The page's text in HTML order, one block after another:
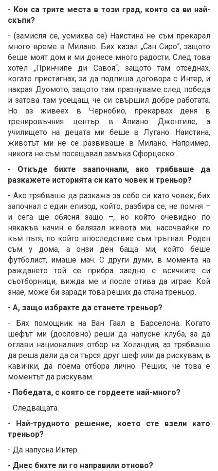
- Кои са трите места в този град, които са ви най-
скъпи?
- (замисля се, усмихва се) Наистина не съм прекарал
много време в Милано. Бих казал „Сан Сиро“, защото
беше моят дом и ми донесе много радости. След това
хотел „Принчипе ди Савоя“, защото там отседнах,
когато пристигнах, за да подпиша договора с Интер, и
накрая Дуомото, защото там празнуваме след победа
и затова там усещаш, че си свършил добре работата.
Но аз живеех в Чернобио, прекарвах деня в
тренировъчния център в Апиано Джентиле, а
училището на децата ми беше в Лугано. Наистина,
животът ми не се развиваше в Милано. Например,
никога не съм посещавал замъка Сфорцеско...
- Откъде бихте заапочнали, ако трябваше да
разкажете историята си като човек и треньор?
- Ако трябваше да разкажа за себе си като човек, бих
започнал с един епизод, който, разбира се, не помня –
и сега ще обясня защо –, но който очевидно по
някакъв начин е белязал живота ми, насочвайки го
към пътя, по който впоследствие съм тръгнал. Роден
съм у дома, а онзи ден баща ми, който беше
футболист, имаше мач. С други думи, в момента на
раждането той се прибра заедно с всичките си
съотборници, вижда ме и после отива да играе. Кой
знае, може би заради това реших да стана треньор.
- А, защо избрахте да станете треньор?
- Бях помощник на Ван Гаал в Барселона. Когато
шефът ми (дословно) реши да напусне клуба, за да
оглави националния отбор на Холандия, аз трябваше
да реша дали да си търся друг шеф или да рискувам, в
кавички, да поема отбора лично. Реших, че това е
моментът да рискувам.
- Победата, с която се гордеете най-много?
- Следващата.
- Най-трудното решение, което сте взели като
треньор?
- Да напусна Интер.
- Днес бихте ли го направили отново?